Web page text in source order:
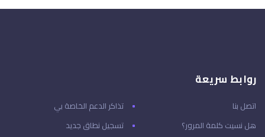
روابط سريعة
تذاكر الدعم الخاصة بي
تسجيل نطاق جديد
اتصل بنا
هل نسيت كلمة المرور؟